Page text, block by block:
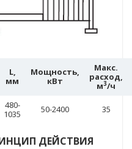
L,
мм
Мощность,
кВт
Макс.
расход,
м3/ч
480-
1035
50-2400 35
ДЕЙСТВИЯ